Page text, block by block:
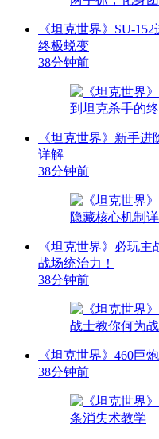
《坦克世界》SU-
终极蜕变
38分钟前
《坦克世界》新手
详解
38分钟前
《坦克世界》必玩
战场统治力！
38分钟前
《坦克世界》460巨
38分钟前